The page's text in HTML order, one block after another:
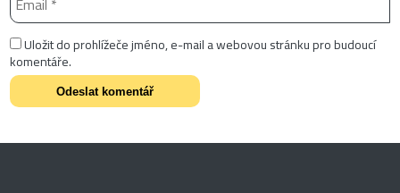
Uložit do prohlížeče jméno, e-mail a webovou stránku pro budoucí
komentáře.